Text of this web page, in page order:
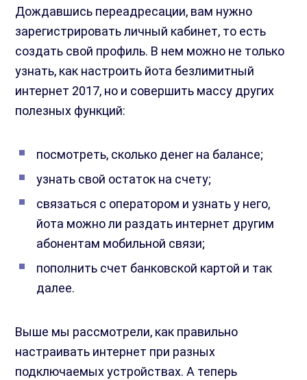
Дождавшись переадресации, вам нужно
зарегистрировать личный кабинет, то есть
создать свой профиль. В нем можно не только
узнать, как настроить йота безлимитный
интернет 2017, но и совершить массу других
полезных функций:
посмотреть, сколько денег на балансе;
узнать свой остаток на счету;
связаться с оператором и узнать у него,
йота можно ли раздать интернет другим
абонентам мобильной связи;
пополнить счет банковской картой и так
далее.
Выше мы рассмотрели, как правильно
настраивать интернет при разных
подключаемых устройствах. А теперь